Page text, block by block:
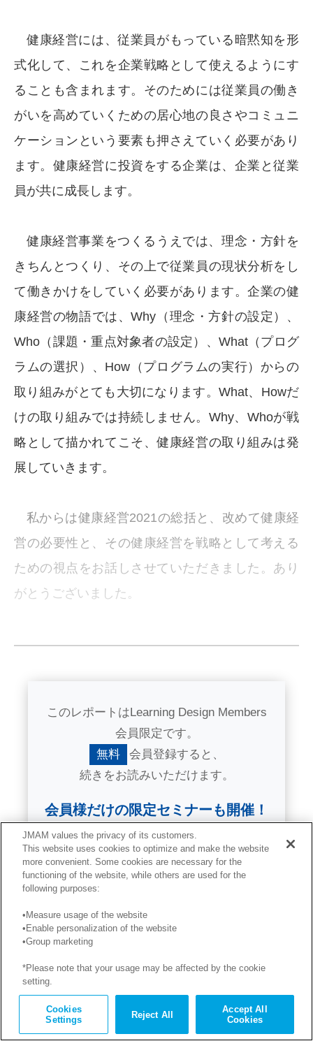
健康経営には、従業員がもっている暗黙知を形
式化して、これを企業戦略として使えるようにす
ることも含まれます。そのためには従業員の働き
がいを高めていくための居心地の良さやコミュニ
ケーションという要素も押さえていく必要があり
ます。健康経営に投資をする企業は、企業と従業
員が共に成長します。
健康経営事業をつくるうえでは、理念・方針を
きちんとつくり、その上で従業員の現状分析をし
て働きかけをしていく必要があります。企業の健
康経営の物語では、Why（理念・方針の設定）、
Who（課題・重点対象者の設定）、What（プログ
ラムの選択）、How（プログラムの実行）からの
取り組みがとても大切になります。What、Howだ
けの取り組みでは持続しません。Why、Whoが戦
略として描かれてこそ、健康経営の取り組みは発
展していきます。
私からは健康経営2021の総括と、改めて健康経
営の必要性と、その健康経営を戦略として考える
ための視点をお話しさせていただきました。あり
がとうございました。
このレポートはLearning Design Members
会員限定です。
無料
会員登録すると、
続きをお読みいただけます。
会員様だけの限定セミナーも開催！
無料で読み放題
JMAM values the privacy of its customers.
This website uses cookies to optimize and make the website
more convenient. Some cookies are necessary for the
functioning of the website, while others are used for the
following purposes:
•Measure usage of the website
•Enable personalization of the website
•Group marketing
*Please note that your usage may be affected by the cookie
setting.
Cookies
Settings
Reject All
Accept All
Cookies